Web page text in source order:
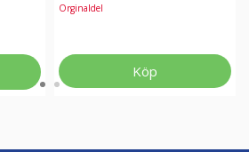
Orginaldel
Köp